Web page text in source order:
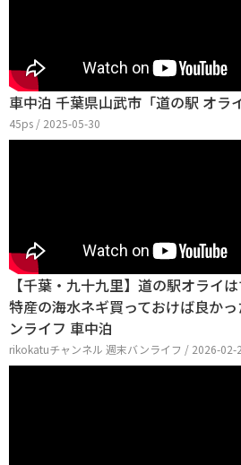
車中泊 千葉県山武市「道の駅 オラ
45ps / 2025-05-30
【千葉・九十九里】道の駅オライ
特産の海水ネギ買っておけば良か
ンライフ 車中泊
rikokatuチャンネル 週末バンライフ / 2026-02-